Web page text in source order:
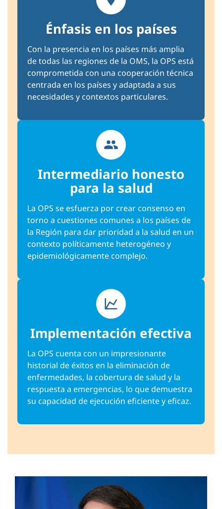
Énfasis en los países
Con la presencia en los países más amplia
de todas las regiones de la OMS, la OPS está
comprometida con una cooperación técnica
centrada en los países y adaptada a sus
necesidades y contextos particulares.
Intermediario honesto
para la salud
La OPS se esfuerza por crear consenso en
torno a cuestiones comunes a los países de
la Región para dar prioridad a la salud en un
contexto políticamente heterogéneo y
epidemiológicamente complejo.
Implementación efectiva
La OPS cuenta con un impresionante
historial de éxitos en la eliminación de
enfermedades, la cobertura de salud y la
respuesta a emergencias, lo que demuestra
su capacidad de ejecución eficiente y eficaz.